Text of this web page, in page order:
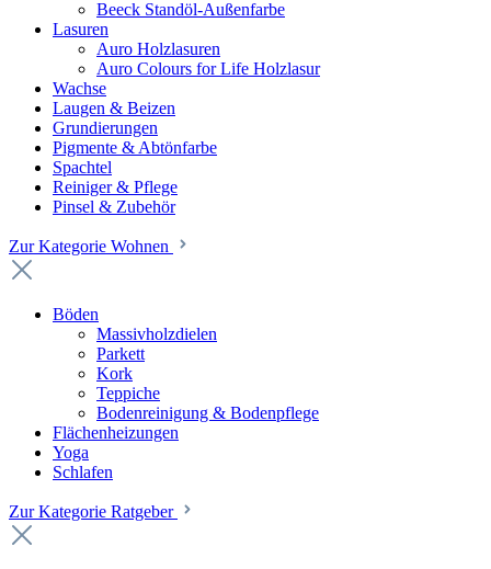
Beeck Standöl-Außenfarbe
Lasuren
Auro Holzlasuren
Auro Colours for Life Holzlasur
Wachse
Laugen & Beizen
Grundierungen
Pigmente & Abtönfarbe
Spachtel
Reiniger & Pflege
Pinsel & Zubehör
Zur Kategorie Wohnen
Böden
Massivholzdielen
Parkett
Kork
Teppiche
Bodenreinigung & Bodenpflege
Flächenheizungen
Yoga
Schlafen
Zur Kategorie Ratgeber